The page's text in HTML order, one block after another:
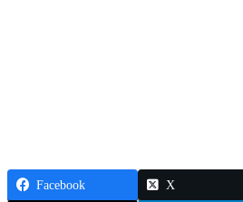
Facebook X